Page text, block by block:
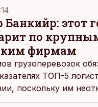
партии
обещаниями.
и с акцизами.
Банкийр: этот
по
фирмам
грузоперевозок
ТОП-5
поскольку им
клиентов. Разве что